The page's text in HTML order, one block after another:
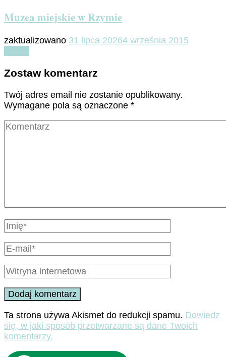
Muzea miejskie w Rzymie
zaktualizowano 31 lipca 20264 września 2015
Zostaw komentarz
Twój adres email nie zostanie opublikowany.
Wymagane pola są oznaczone *
Ta strona używa Akismet do redukcji spamu. Dowiedz
się, w jaki sposób przetwarzane są dane Twoich
komentarzy.